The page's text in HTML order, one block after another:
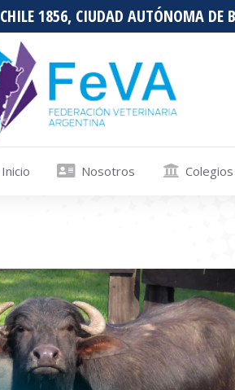
CHILE 1856, CIUDAD AUTÓNOMA DE
Inicio Nosotros